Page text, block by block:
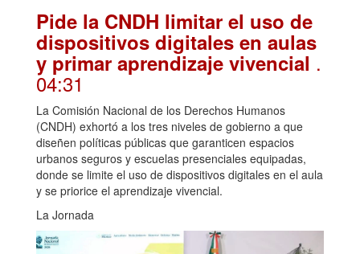
Pide la CNDH limitar el uso de
dispositivos digitales en aulas
y primar aprendizaje vivencial .
04:31
La Comisión Nacional de los Derechos Humanos
(CNDH) exhortó a los tres niveles de gobierno a que
diseñen políticas públicas que garanticen espacios
urbanos seguros y escuelas presenciales equipadas,
donde se limite el uso de dispositivos digitales en el aula
y se priorice el aprendizaje vivencial.
La Jornada